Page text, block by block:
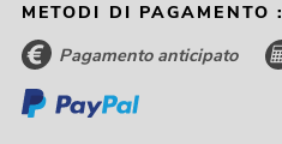
METODI DI PAGAMENTO :
Pagamento anticipato